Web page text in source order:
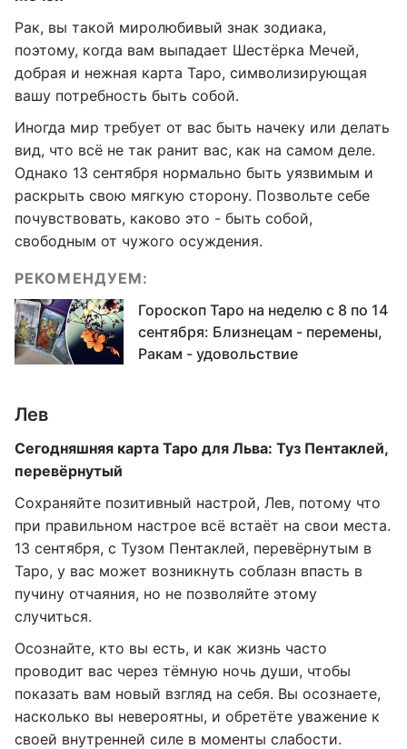
Рак, вы такой миролюбивый знак зодиака,
поэтому, когда вам выпадает Шестёрка Мечей,
добрая и нежная карта Таро, символизирующая
вашу потребность быть собой.
Иногда мир требует от вас быть начеку или делать
вид, что всё не так ранит вас, как на самом деле.
Однако 13 сентября нормально быть уязвимым и
раскрыть свою мягкую сторону. Позвольте себе
почувствовать, каково это - быть собой,
свободным от чужого осуждения.
РЕКОМЕНДУЕМ:
Гороскоп Таро на неделю с 8 по 14
сентября: Близнецам - перемены,
Ракам - удовольствие
Лев
Сегодняшняя карта Таро для Льва: Туз Пентаклей,
перевёрнутый
Сохраняйте позитивный настрой, Лев, потому что
при правильном настрое всё встаёт на свои места.
13 сентября, с Тузом Пентаклей, перевёрнутым в
Таро, у вас может возникнуть соблазн впасть в
пучину отчаяния, но не позволяйте этому
случиться.
Осознайте, кто вы есть, и как жизнь часто
проводит вас через тёмную ночь души, чтобы
показать вам новый взгляд на себя. Вы осознаете,
насколько вы невероятны, и обретёте уважение к
своей внутренней силе в моменты слабости.